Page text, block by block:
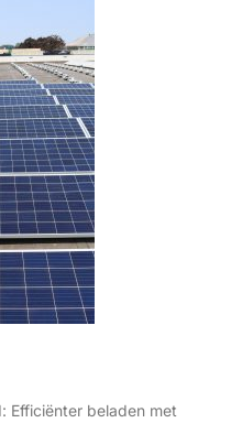
Efficiënter beladen met